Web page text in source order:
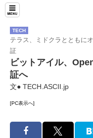
TECH
テラス、ミドクラとともに
証
ビットアイル、
証へ
文● TECH.ASCII.jp
[PC表示へ]